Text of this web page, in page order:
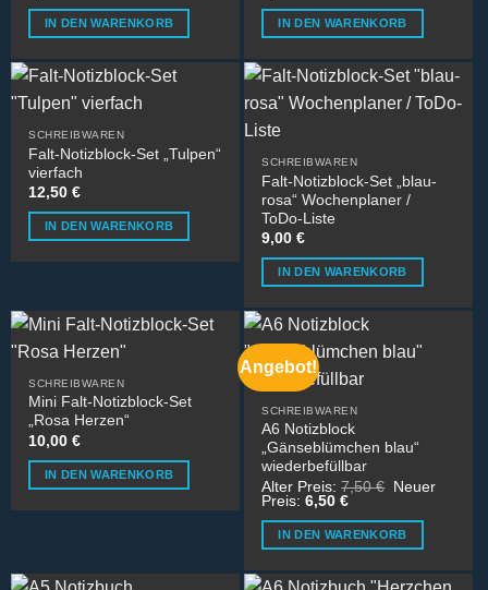
IN DEN WARENKORB IN DEN WARENKORB
SCHREIBWAREN
Falt-Notizblock-Set „Tulpen“
vierfach
12,50€
IN DEN WARENKORB
SCHREIBWAREN
Falt-Notizblock-Set „blau-
rosa“ Wochenplaner /
ToDo-Liste
9,00€
IN DEN WARENKORB
SCHREIBWAREN
Mini Falt-Notizblock-Set
„Rosa Herzen“
10,00€
IN DEN WARENKORB
Angebot!
SCHREIBWAREN
A6 Notizblock
„Gänseblümchen blau“
wiederbefüllbar
Alter Preis: 7,50€
7,50 €
Neuer
Preis: 6,50€Aktueller
ist:
6,50 €.
IN DEN WARENKORB